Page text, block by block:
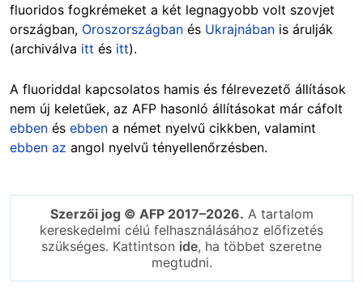
fluoridos fogkrémeket a két legnagyobb volt szovjet
országban, Oroszországban és Ukrajnában is árulják
(archiválva itt és itt).
A fluoriddal kapcsolatos hamis és félrevezető állítások
nem új keletűek, az AFP hasonló állításokat már cáfolt
ebben és ebben a német nyelvű cikkben, valamint
ebben az angol nyelvű tényellenőrzésben.
Szerzői jog © AFP 2017–2026. A tartalom
kereskedelmi célú felhasználásához előfizetés
szükséges. Kattintson ide, ha többet szeretne
megtudni.